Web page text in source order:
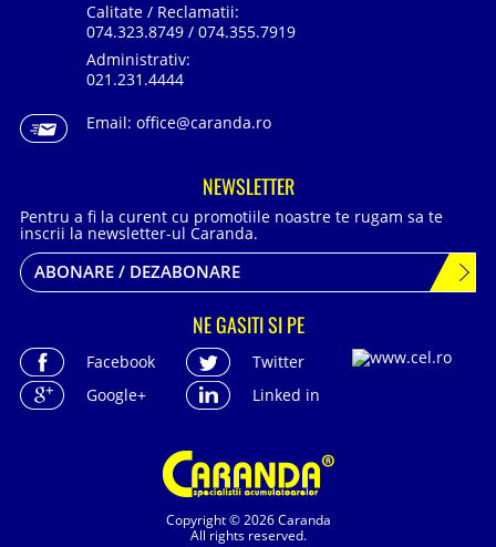
Copyright © 2026 Caranda
All rights reserved.
Calitate / Reclamatii:
074.323.8749 / 074.355.7919
Administrativ:
021.231.4444
Email: office@caranda.ro
NEWSLETTER
Pentru a fi la curent cu promotiile noastre te rugam sa te
inscrii la newsletter-ul Caranda.
ABONARE / DEZABONARE
NE GASITI SI PE
Facebook
Twitter
Google+
Linked in